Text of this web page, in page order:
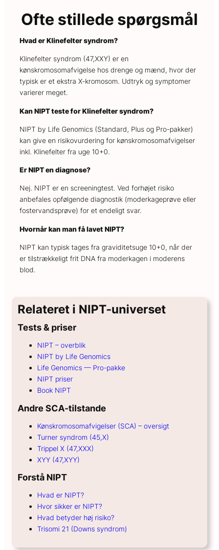
Ofte stillede spørgsmål
Hvad er Klinefelter syndrom?
Klinefelter syndrom (47,XXY) er en
kønskromosomafvigelse hos drenge og mænd, hvor der
typisk er et ekstra X-kromosom. Udtryk og symptomer
varierer meget.
Kan NIPT teste for Klinefelter syndrom?
NIPT by Life Genomics (Standard, Plus og Pro-pakker)
kan give en risikovurdering for kønskromosomafvigelser
inkl. Klinefelter fra uge 10+0.
Er NIPT en diagnose?
Nej. NIPT er en screeningtest. Ved forhøjet risiko
anbefales opfølgende diagnostik (moderkageprøve eller
fostervandsprøve) for et endeligt svar.
Hvornår kan man få lavet NIPT?
NIPT kan typisk tages fra graviditetsuge 10+0, når der
er tilstrækkeligt frit DNA fra moderkagen i moderens
blod.
Relateret i NIPT-universet
Tests & priser
NIPT – overblik
NIPT by Life Genomics
Life Genomics — Pro-pakke
NIPT priser
Book NIPT
Andre SCA-tilstande
Kønskromosomafvigelser (SCA) – oversigt
Turner syndrom (45,X)
Trippel X (47,XXX)
XYY (47,XYY)
Forstå NIPT
Hvad er NIPT?
Hvor sikker er NIPT?
Hvad betyder høj risiko?
Trisomi 21 (Downs syndrom)